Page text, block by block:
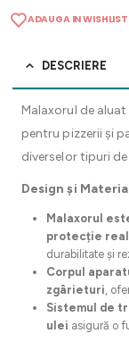
ADAUGA IN WISHLIST
DESCRIERE
Malaxorul de
pentru pizzerii și
diverselor tipuri
Design și
Malaxorul
protecție
durabilitate și
Corpul
zgârieturi,
Sistemul de
ulei asigură o